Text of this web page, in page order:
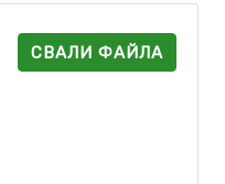
СВАЛИ ФАЙЛА